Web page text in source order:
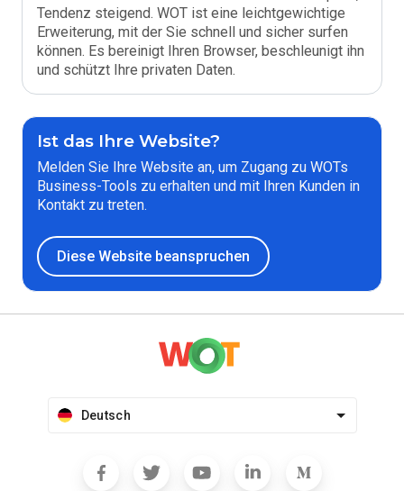
Tendenz steigend. WOT ist eine leichtgewichtige
Erweiterung, mit der Sie schnell und sicher surfen
können. Es bereinigt Ihren Browser, beschleunigt ihn
und schützt Ihre privaten Daten.
Ist das Ihre Website?
Melden Sie Ihre Website an, um Zugang zu WOTs
Business-Tools zu erhalten und mit Ihren Kunden in
Kontakt zu treten.
Diese Website beanspruchen
Deutsch